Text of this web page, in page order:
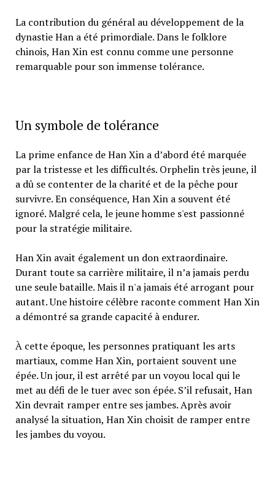
La contribution du général au développement de la
dynastie Han a été primordiale. Dans le folklore
chinois, Han Xin est connu comme une personne
remarquable pour son immense tolérance.
Un symbole de tolérance
La prime enfance de Han Xin a d’abord été marquée
par la tristesse et les difficultés. Orphelin très jeune, il
a dû se contenter de la charité et de la pêche pour
survivre. En conséquence, Han Xin a souvent été
ignoré. Malgré cela, le jeune homme s'est passionné
pour la stratégie militaire.
Han Xin avait également un don extraordinaire.
Durant toute sa carrière militaire, il n’a jamais perdu
une seule bataille. Mais il n'a jamais été arrogant pour
autant. Une histoire célèbre raconte comment Han Xin
a démontré sa grande capacité à endurer.
À cette époque, les personnes pratiquant les arts
martiaux, comme Han Xin, portaient souvent une
épée. Un jour, il est arrêté par un voyou local qui le
met au défi de le tuer avec son épée. S’il refusait, Han
Xin devrait ramper entre ses jambes. Après avoir
analysé la situation, Han Xin choisit de ramper entre
les jambes du voyou.